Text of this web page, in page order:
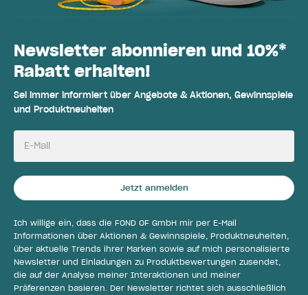
Newsletter abonnieren und 10%*
Rabatt erhalten!
Sei immer informiert über Angebote & Aktionen, Gewinnspiele
und Produktneuheiten
E-Mail
Jetzt anmelden
Ich willige ein, dass die FOND OF GmbH mir per E-Mail
Informationen über Aktionen & Gewinnspiele, Produktneuheiten,
über aktuelle Trends ihrer Marken sowie auf mich personalisierte
Newsletter und Einladungen zu Produktbewertungen zusendet,
die auf der Analyse meiner Interaktionen und meiner
Präferenzen basieren. Der Newsletter richtet sich ausschließlich